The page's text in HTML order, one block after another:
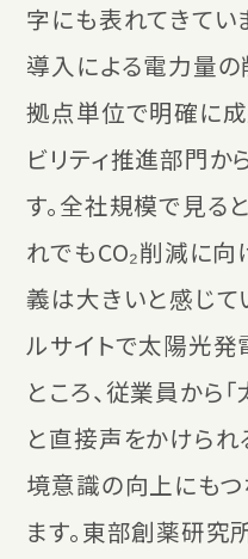
字にも表れてきてい
導入による電力量の
拠点単位で明確に成
ビリティ推進部門か
す。全社規模で見る
れでもCO₂削減に
義は大きいと感じて
ルサイトで太陽光
ところ、従業員から
と直接声をかけられ
境意識の向上にも
ます。東部創薬研究